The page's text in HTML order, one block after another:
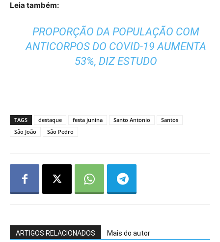
Leia também:
PROPORÇÃO DA POPULAÇÃO COM
ANTICORPOS DO COVID-19 AUMENTA
53%, DIZ ESTUDO
TAGS destaque festa junina Santo Antonio
Santos
São João
São Pedro
ARTIGOS RELACIONADOS Mais do autor